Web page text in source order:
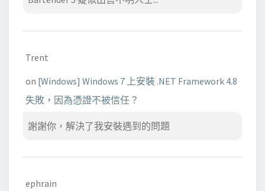
Trent
on [Windows] Windows 7 上安裝 .NET Framework 4.8
失敗，因為憑證不被信任？
謝謝你，解決了我安裝遇到的問題
ephrain